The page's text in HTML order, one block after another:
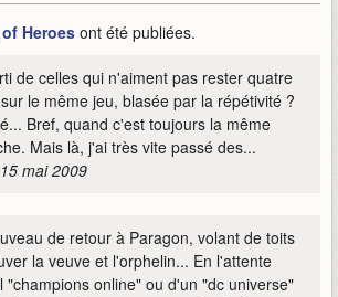
Heroesont été publiées.
de celles qui n'aiment pas rester quatre
le même jeu, blasée par la répétivité ?
Bref, quand c'est toujours la même
Mais là, j'ai très vite passé des...
mai 2009
de retour à Paragon, volant de toits
la veuve et l'orphelin... En l'attente
"champions online" ou d'un "dc universe"